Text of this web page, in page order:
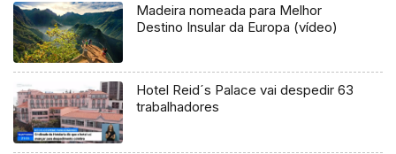
Madeira nomeada para Melhor
Destino Insular da Europa (vídeo)
Hotel Reid´s Palace vai despedir 63
trabalhadores